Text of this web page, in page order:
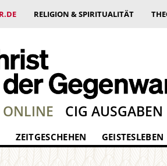
RELIGION & SPIRITUALITÄT
ONLINE CIG AUSGABEN
ZEITGESCHEHEN GEISTESLEBEN